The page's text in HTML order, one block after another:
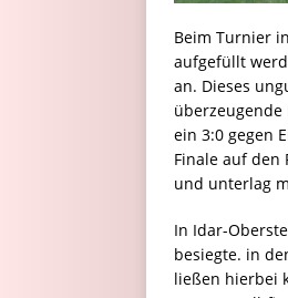
Beim Turnier
aufgefüllt
an. Dieses
ein 3:0 gegen
Finale auf den
und unterlag
In Idar-
besiegte. in
ließen hierbei